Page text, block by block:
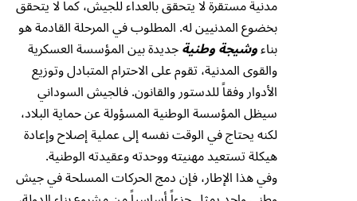
مدنية مستقرة لا يتحقق بالعداء للجيش، كما لا يتحقق
بخضوع المدنيين له. المطلوب في المرحلة القادمة هو
بناءوشيجة وطنيةجديدة بين المؤسسة العسكرية
والقوى المدنية، تقوم على الاحترام المتبادل وتوزيع
الأدوار وفقاً للدستور والقانون. فالجيش السوداني
سيظل المؤسسة الوطنية المسؤولة عن حماية البلاد،
لكنه يحتاج في الوقت نفسه إلى عملية إصلاح وإعادة
هيكلة تستعيد مهنيته ووحدته وعقيدته الوطنية.
وفي هذا الإطار، فإن دمج الحركات المسلحة في جيش